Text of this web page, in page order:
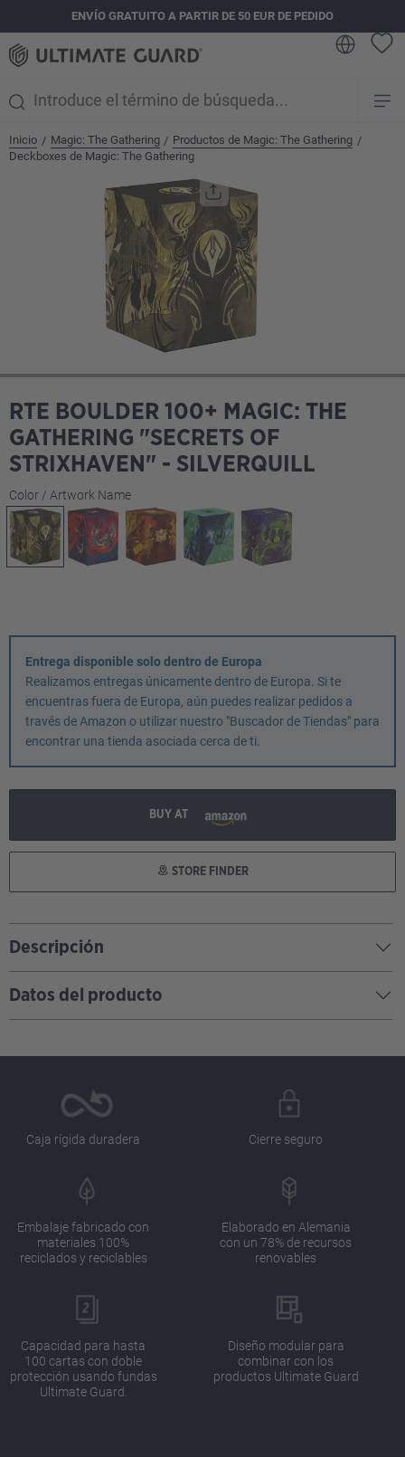
principalENVÍO GRATUITO A PARTIR DE 50 EUR DE PEDIDO
Inicio / Magic: The Gathering / Productos de Magic: The Gathering /
Deckboxes de Magic: The Gathering
Omitir galería de imágenes
RTE BOULDER 100+ MAGIC: THE
GATHERING "SECRETS OF
STRIXHAVEN" - SILVERQUILL
Seleccione
Color / Artwork Name
Entrega disponible solo dentro de Europa
Realizamos entregas únicamente dentro de Europa. Si te
encuentras fuera de Europa, aún puedes realizar pedidos a
través de Amazon o utilizar nuestro "Buscador de Tiendas" para
encontrar una tienda asociada cerca de ti.
BUY AT
STORE FINDER
Descripción
Datos del producto
Caja rígida duradera Cierre seguro
Embalaje fabricado con
materiales 100%
reciclados y reciclables
Elaborado en Alemania
con un 78% de recursos
renovables
Capacidad para hasta
100 cartas con doble
protección usando fundas
Ultimate Guard.
Diseño modular para
combinar con los
productos Ultimate Guard